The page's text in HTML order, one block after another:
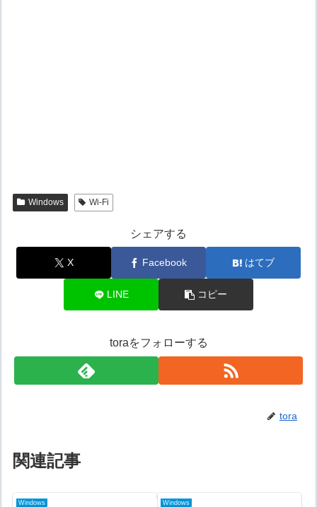
Windows Wi-Fi
シェアする
X Facebook はてブ
LINE コピー
toraをフォローする
tora
関連記事
Windows Windows